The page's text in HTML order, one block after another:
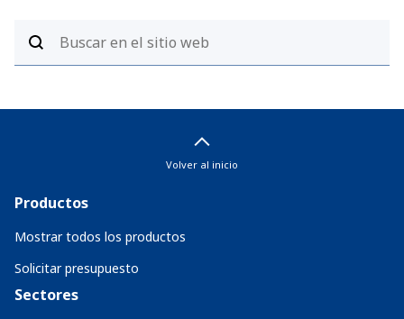
Volver al inicio
Productos
Mostrar todos los productos
Solicitar presupuesto
Sectores